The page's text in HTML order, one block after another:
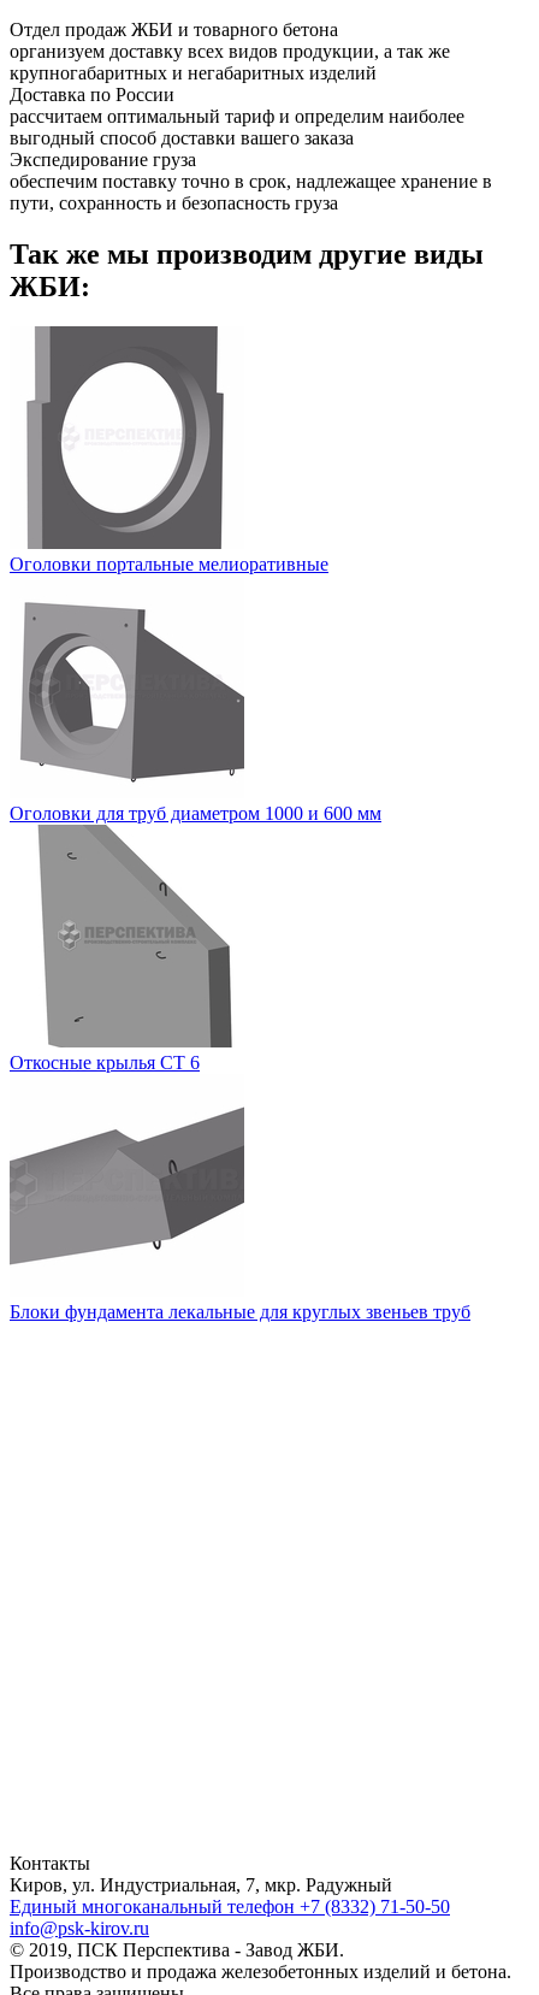
Отдел продаж ЖБИ и товарного бетона
организуем доставку всех видов продукции, а так же
крупногабаритных и негабаритных изделий
Доставка по России
рассчитаем оптимальный тариф и определим наиболее
выгодный способ доставки вашего заказа
Экспедирование груза
обеспечим поставку точно в срок, надлежащее хранение в
пути, сохранность и безопасность груза
Так же мы производим другие виды
ЖБИ:
Оголовки портальные мелиоративные
Оголовки для труб диаметром 1000 и 600 мм
Откосные крылья СТ 6
Блоки фундамента лекальные для круглых звеньев труб
Контакты
Киров, ул. Индустриальная, 7, мкр. Радужный
Единый многоканальный телефон +7 (8332) 71-50-50
info@psk-kirov.ru
© 2019, ПСК Перспектива - Завод ЖБИ.
Производство и продажа железобетонных изделий и бетона.